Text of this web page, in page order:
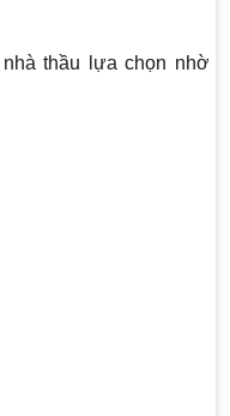
thầu lựa chọn nhờ